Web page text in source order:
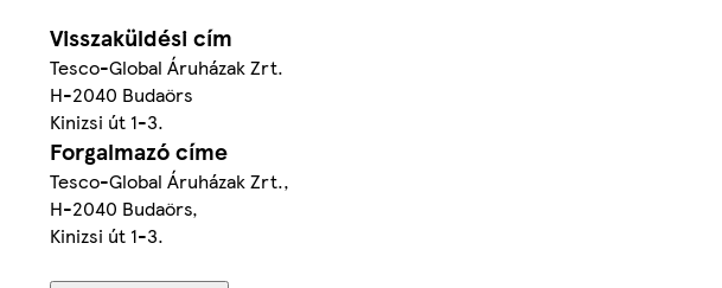
Visszaküldési cím
Tesco-Global Áruházak Zrt.
H-2040 Budaörs
Kinizsi út 1-3.
Forgalmazó címe
Tesco-Global Áruházak Zrt.,
H-2040 Budaörs,
Kinizsi út 1-3.